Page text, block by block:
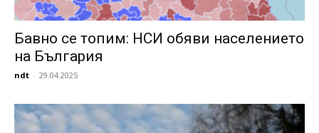
Бавно се топим: НСИ обяви населението
на България
ndt - 29.04.2025